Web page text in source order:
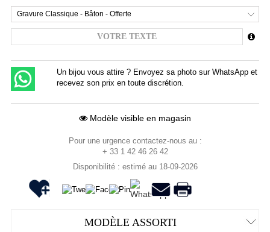
Gravure Classique - Bâton - Offerte
Un bijou vous attire ? Envoyez sa photo sur WhatsApp et
recevez son prix en toute discrétion.
Modèle visible en magasin
Pour une urgence contactez-nous au :
+ 33 1 42 46 26 42
Disponibilité : estimé au 18-09-2026
MODÈLE ASSORTI